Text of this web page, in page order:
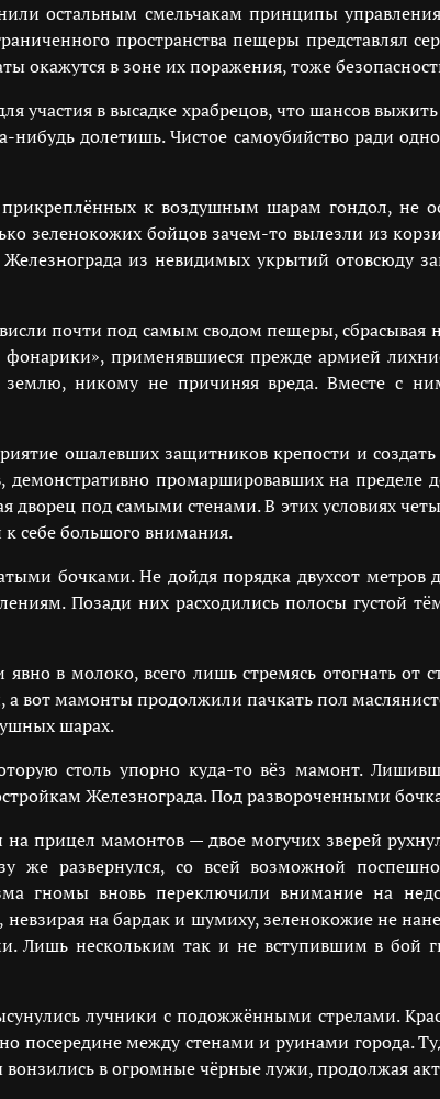
остальным смельчакам принципы
пространства пещеры представлял
окажутся в зоне их поражения, тоже
участия в высадке храбрецов, что шансов
долетишь. Чистое самоубийство ради
к воздушным шарам гондол, не
зеленокожих бойцов зачем-то вылезли из
из невидимых укрытий отовсюду
почти под самым сводом пещеры, сбрасывая
применявшиеся прежде армией
никому не причиняя вреда. Вместе с
ошалевших защитников крепости и
демонстративно промаршировавших на пределе
дворец под самыми стенами. В этих условиях
себе большого внимания.
бочками. Не дойдя порядка двухсот
Позади них расходились полосы густой
в молоко, всего лишь стремясь отогнать от
вот мамонты продолжили пачкать пол
шарах.
столь упорно куда-то вёз мамонт.
Железнограда. Под развороченными
на прицел мамонтов — двое могучих зверей
развернулся, со всей возможной
гномы вновь переключили внимание на
на бардак и шумиху, зеленокожие не
Лишь нескольким так и не вступившим в бой
лучники с подожжёнными стрелами.
между стенами и руинами города.
в огромные чёрные лужи, продолжая